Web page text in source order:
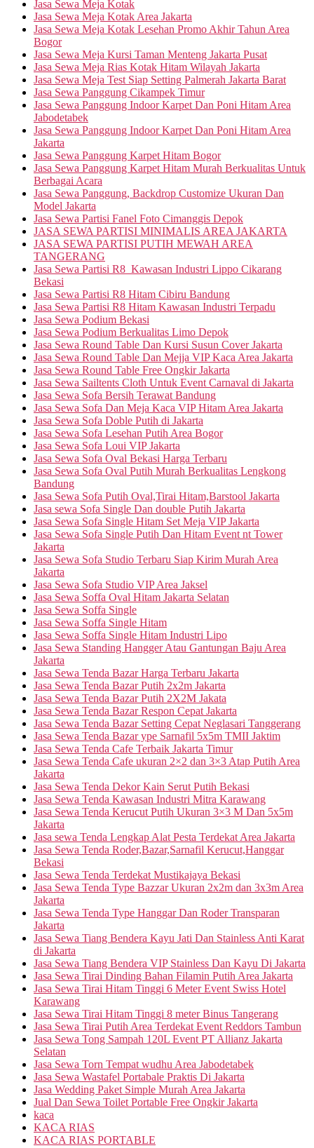
Jasa Sewa Meja Kotak
Jasa Sewa Meja Kotak Area Jakarta
Jasa Sewa Meja Kotak Lesehan Promo Akhir Tahun Area
Bogor
Jasa Sewa Meja Kursi Taman Menteng Jakarta Pusat
Jasa Sewa Meja Rias Kotak Hitam Wilayah Jakarta
Jasa Sewa Meja Test Siap Setting Palmerah Jakarta Barat
Jasa Sewa Panggung Cikampek Timur
Jasa Sewa Panggung Indoor Karpet Dan Poni Hitam Area
Jabodetabek
Jasa Sewa Panggung Indoor Karpet Dan Poni Hitam Area
Jakarta
Jasa Sewa Panggung Karpet Hitam Bogor
Jasa Sewa Panggung Karpet Hitam Murah Berkualitas Untuk
Berbagai Acara
Jasa Sewa Panggung, Backdrop Customize Ukuran Dan
Model Jakarta
Jasa Sewa Partisi Fanel Foto Cimanggis Depok
JASA SEWA PARTISI MINIMALIS AREA JAKARTA
JASA SEWA PARTISI PUTIH MEWAH AREA
TANGERANG
Jasa Sewa Partisi R8 Kawasan Industri Lippo Cikarang
Bekasi
Jasa Sewa Partisi R8 Hitam Cibiru Bandung
Jasa Sewa Partisi R8 Hitam Kawasan Industri Terpadu
Jasa Sewa Podium Bekasi
Jasa Sewa Podium Berkualitas Limo Depok
Jasa Sewa Round Table Dan Kursi Susun Cover Jakarta
Jasa Sewa Round Table Dan Mejja VIP Kaca Area Jakarta
Jasa Sewa Round Table Free Ongkir Jakarta
Jasa Sewa Sailtents Cloth Untuk Event Carnaval di Jakarta
Jasa Sewa Sofa Bersih Terawat Bandung
Jasa Sewa Sofa Dan Meja Kaca VIP Hitam Area Jakarta
Jasa Sewa Sofa Doble Putih di Jakarta
Jasa Sewa Sofa Lesehan Putih Area Bogor
Jasa Sewa Sofa Loui VIP Jakarta
Jasa Sewa Sofa Oval Bekasi Harga Terbaru
Jasa Sewa Sofa Oval Putih Murah Berkualitas Lengkong
Bandung
Jasa Sewa Sofa Putih Oval,Tirai Hitam,Barstool Jakarta
Jasa sewa Sofa Single Dan double Putih Jakarta
Jasa Sewa Sofa Single Hitam Set Meja VIP Jakarta
Jasa Sewa Sofa Single Putih Dan Hitam Event nt Tower
Jakarta
Jasa Sewa Sofa Studio Terbaru Siap Kirim Murah Area
Jakarta
Jasa Sewa Sofa Studio VIP Area Jaksel
Jasa Sewa Soffa Oval Hitam Jakarta Selatan
Jasa Sewa Soffa Single
Jasa Sewa Soffa Single Hitam
Jasa Sewa Soffa Single Hitam Industri Lipo
Jasa Sewa Standing Hangger Atau Gantungan Baju Area
Jakarta
Jasa Sewa Tenda Bazar Harga Terbaru Jakarta
Jasa Sewa Tenda Bazar Putih 2x2m Jakarta
Jasa Sewa Tenda Bazar Putih 2X2M Jakata
Jasa Sewa Tenda Bazar Respon Cepat Jakarta
Jasa Sewa Tenda Bazar Setting Cepat Neglasari Tanggerang
Jasa Sewa Tenda Bazar ype Sarnafil 5x5m TMII Jaktim
Jasa Sewa Tenda Cafe Terbaik Jakarta Timur
Jasa Sewa Tenda Cafe ukuran 2×2 dan 3×3 Atap Putih Area
Jakarta
Jasa Sewa Tenda Dekor Kain Serut Putih Bekasi
Jasa Sewa Tenda Kawasan Industri Mitra Karawang
Jasa Sewa Tenda Kerucut Putih Ukuran 3×3 M Dan 5x5m
Jakarta
Jasa sewa Tenda Lengkap Alat Pesta Terdekat Area Jakarta
Jasa Sewa Tenda Roder,Bazar,Sarnafil Kerucut,Hanggar
Bekasi
Jasa Sewa Tenda Terdekat Mustikajaya Bekasi
Jasa Sewa Tenda Type Bazzar Ukuran 2x2m dan 3x3m Area
Jakarta
Jasa Sewa Tenda Type Hanggar Dan Roder Transparan
Jakarta
Jasa Sewa Tiang Bendera Kayu Jati Dan Stainless Anti Karat
di Jakarta
Jasa Sewa Tiang Bendera VIP Stainless Dan Kayu Di Jakarta
Jasa Sewa Tirai Dinding Bahan Filamin Putih Area Jakarta
Jasa Sewa Tirai Hitam Tinggi 6 Meter Event Swiss Hotel
Karawang
Jasa Sewa Tirai Hitam Tinggi 8 meter Binus Tangerang
Jasa Sewa Tirai Putih Area Terdekat Event Reddors Tambun
Jasa Sewa Tong Sampah 120L Event PT Allianz Jakarta
Selatan
Jasa Sewa Torn Tempat wudhu Area Jabodetabek
Jasa Sewa Wastafel Portabale Praktis Di Jakarta
Jasa Wedding Paket Simple Murah Area Jakarta
Jual Dan Sewa Toilet Portable Free Ongkir Jakarta
kaca
KACA RIAS
KACA RIAS PORTABLE